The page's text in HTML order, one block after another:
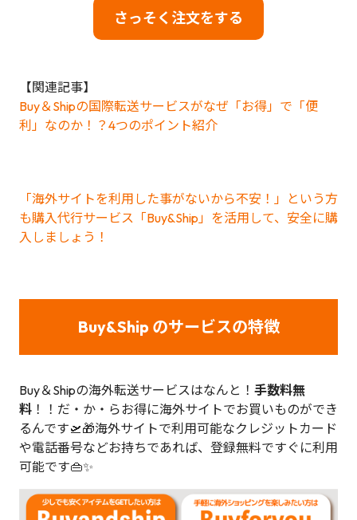
さっそく注文をする
【関連記事】
Buy＆Shipの国際転送サービスがなぜ「お得」で「便
利」なのか！？4つのポイント紹介
「海外サイトを利用した事がないから不安！」という方
も購入代行サービス「Buy&Ship」を活用して、安全に購
入しましょう！
Buy&Ship のサービスの特徴
Buy＆Shipの海外転送サービスはなんと！ 手数料無
料 ！！だ・か・らお得に海外サイトでお買いものができ
るんです🛫🎁海外サイトで利用可能なクレジットカード
や電話番号などお持ちであれば、登録無料ですぐに利用
可能です👜✨